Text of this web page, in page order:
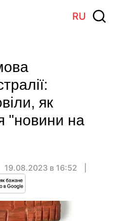
RU
як
"новини на
19.08.2023 в 16:52